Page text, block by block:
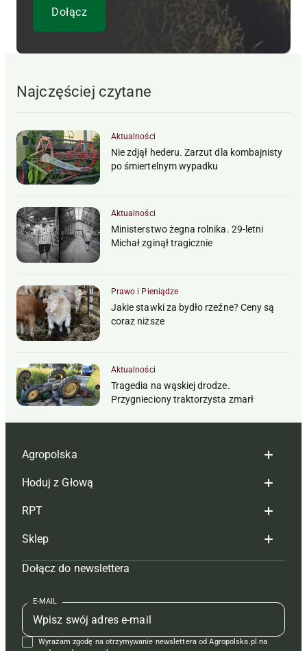
Najczęściej czytane
Aktualności
Nie zdjął hederu. Zarzut dla kombajnisty
po śmiertelnym wypadku
Aktualności
Ministerstwo żegna rolnika. 29-letni
Michał zginął tragicznie
Prawo i Pieniądze
Jakie stawki za bydło rzeźne? Ceny są
coraz niższe
Aktualności
Tragedia na wąskiej drodze.
Przygnieciony traktorzysta zmarł
Agropolska
Redakcja
Reklama
Tagi
Mapa serwisu
Kontakt
Regulamin
Hoduj z Głową
Hoduj z głową bydło
Hoduj z głową świnie
Prenumerata
Redakcja
Kontakt
RPT
Redakcja
Prenumerata
Reklama
Kontakt
Sklep
Czasopisma i prenumerata
Książki
Regulamin
Dołącz do newslettera
E-MAIL
Wyrażam zgodę na otrzymywanie newslettera od Agropolska.pl na